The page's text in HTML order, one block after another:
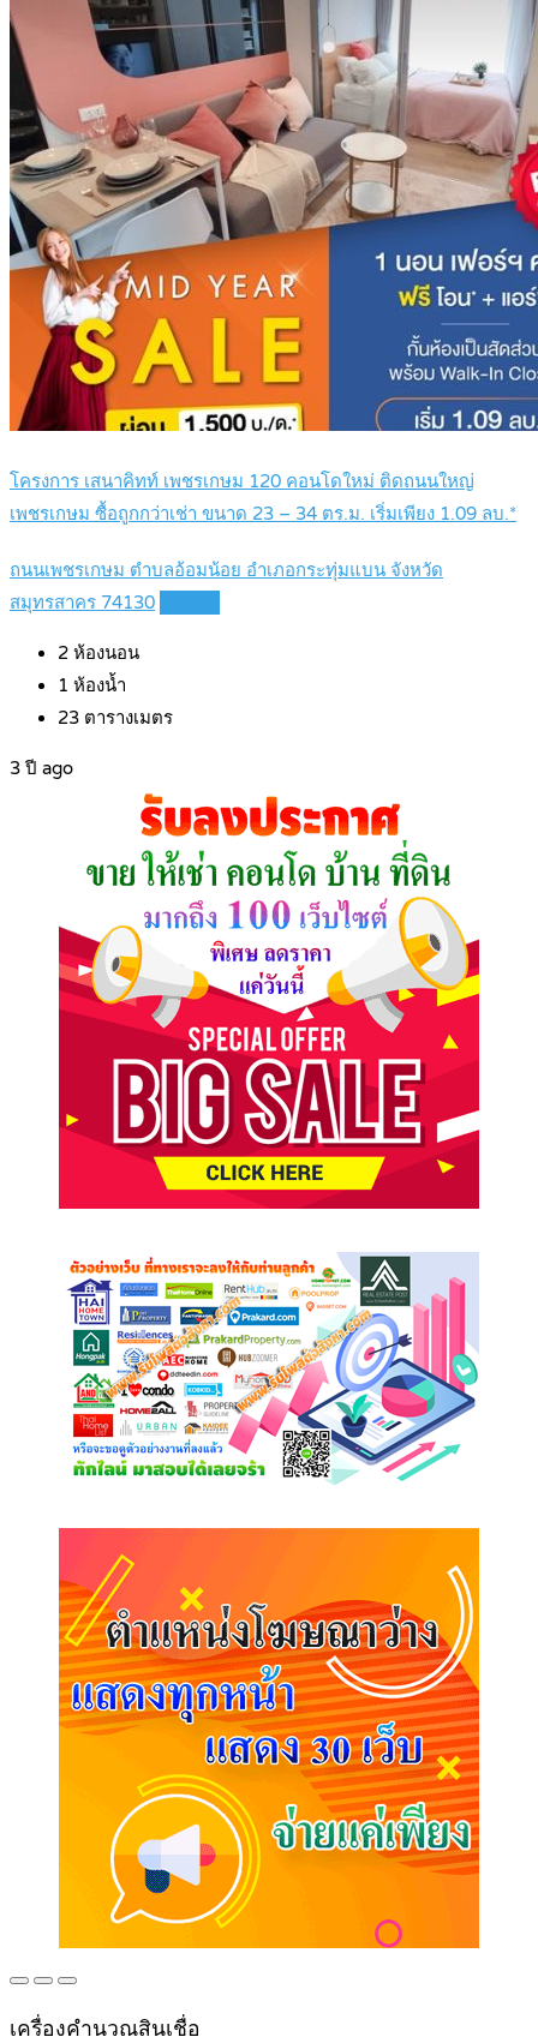
โครงการ เสนาคิทท์ เพชรเกษม 120 คอนโดใหม่ ติดถนนใหญ่
เพชรเกษม ซื้อถูกกว่าเช่า ขนาด 23 – 34 ตร.ม. เริ่มเพียง 1.09 ลบ.*
ถนนเพชรเกษม ตำบลอ้อมน้อย อำเภอกระทุ่มแบน จังหวัด
สมุทรสาคร 74130
2 ห้องนอน
1 ห้องน้ำ
23 ตารางเมตร
3 ปี ago
เครื่องคำนวณสินเชื่อ